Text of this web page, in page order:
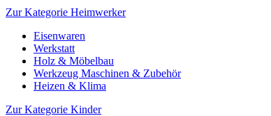
Zur Kategorie Heimwerker
Eisenwaren
Werkstatt
Holz & Möbelbau
Werkzeug Maschinen & Zubehör
Heizen & Klima
Zur Kategorie Kinder